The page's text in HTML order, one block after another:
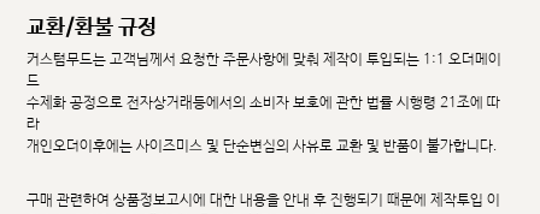
교환/환불 규정
커스텀무드는 고객님께서 요청한 주문사항에 맞춰 제작이 투입되는 1:1 오더메이
드
수제화 공정으로 전자상거래등에서의 소비자 보호에 관한 법률 시행령 21조에 따
라
개인오더이후에는 사이즈미스 및 단순변심의 사유로 교환 및 반품이 불가합니다.
구매 관련하여 상품정보고시에 대한 내용을 안내 후 진행되기 때문에 제작투입 이